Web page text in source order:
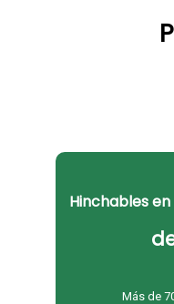
Hinchables
Más de